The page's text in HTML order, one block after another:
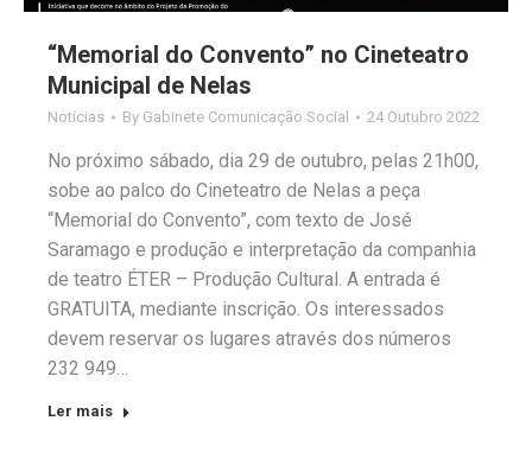
“Memorial do Convento” no Cineteatro
Municipal de Nelas
Notícias By Gabinete Comunicação Social 24 Outubro 2022
No próximo sábado, dia 29 de outubro, pelas 21h00,
sobe ao palco do Cineteatro de Nelas a peça
“Memorial do Convento”, com texto de José
Saramago e produção e interpretação da companhia
de teatro ÉTER – Produção Cultural. A entrada é
GRATUITA, mediante inscrição. Os interessados
devem reservar os lugares através dos números
232 949…
Ler mais